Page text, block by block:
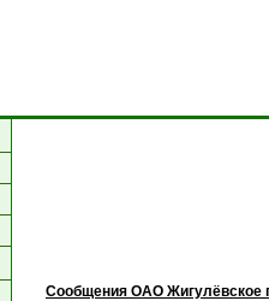
Сообщения ОАО Жигулёвское